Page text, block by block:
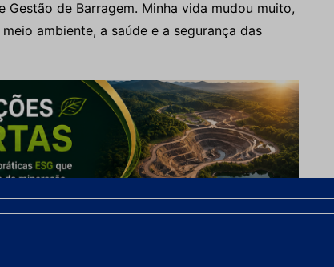
Gestão de Barragem. Minha vida mudou muito,
ambiente, a saúde e a segurança das